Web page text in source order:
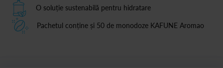
O soluție sustenabilă pentru hidratare
Pachetul conține și 50 de monodoze KAFUNE Aromao